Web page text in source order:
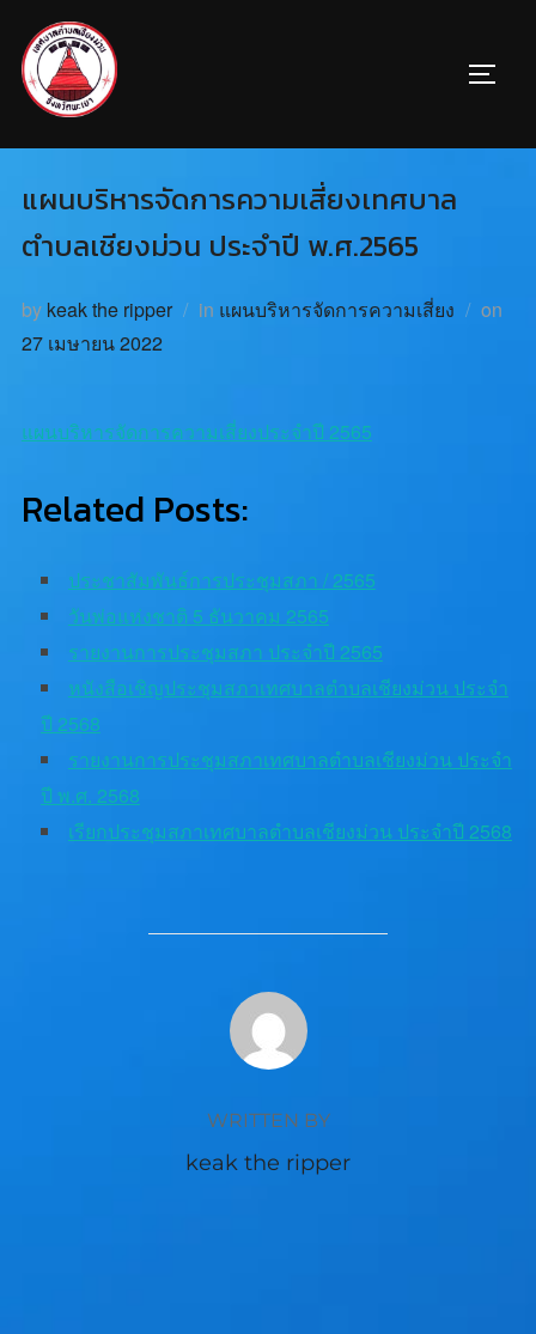
แผนบริหารจัดการความเสี่ยงเทศบาล
ตำบลเชียงม่วน ประจำปี พ.ศ.2565
by keak the ripper in แผนบริหารจัดการความเสี่ยง
on
27 เมษายน 2022
แผนบริหารจัดการความเสี่ยงประจำปี 2565
Related Posts:
ประชาสัมพันธ์การประชุมสภา / 2565
วันพ่อแห่งชาติ 5 ธันวาคม 2565
รายงานการประชุมสภา ประจำปี 2565
หนังสือเชิญประชุมสภาเทศบาลตำบลเชียงม่วน ประจำ
ปี 2568
รายงานการประชุมสภาเทศบาลตำบลเชียงม่วน ประจำ
ปี พ.ศ. 2568
เรียกประชุมสภาเทศบาลตำบลเชียงม่วน ประจำปี 2568
POST AUTHOR
WRITTEN BY
keak the ripper